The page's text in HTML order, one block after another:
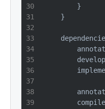
        }
    }